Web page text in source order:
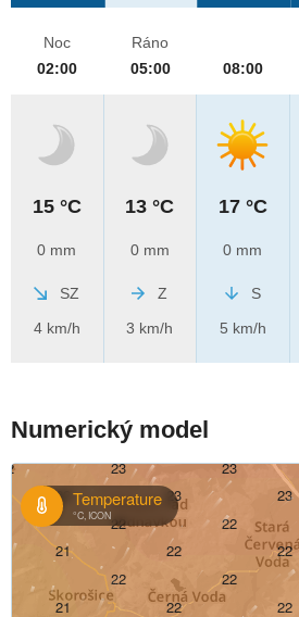
Noc
02:00
15 °C
0 mm
SZ
4 km/h
Ráno
05:00
13 °C
0 mm
Z
3 km/h
08:00
17 °C
0 mm
S
5 km/h
Numerický model